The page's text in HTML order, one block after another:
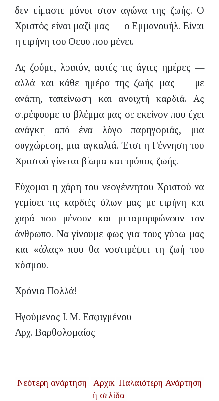
δεν είμαστε μόνοι στον αγώνα της ζωής. Ο
Χριστός είναι μαζί μας — ο Εμμανουήλ. Είναι
η ειρήνη του Θεού που μένει.
Ας ζούμε, λοιπόν, αυτές τις άγιες ημέρες —
αλλά και κάθε ημέρα της ζωής μας — με
αγάπη, ταπείνωση και ανοιχτή καρδιά. Ας
στρέφουμε το βλέμμα μας σε εκείνον που έχει
ανάγκη από ένα λόγο παρηγοριάς, μια
συγχώρεση, μια αγκαλιά. Έτσι η Γέννηση του
Χριστού γίνεται βίωμα και τρόπος ζωής.
Εύχομαι η χάρη του νεογέννητου Χριστού να
γεμίσει τις καρδιές όλων μας με ειρήνη και
χαρά που μένουν και μεταμορφώνουν τον
άνθρωπο. Να γίνουμε φως για τους γύρω μας
και «άλας» που θα νοστιμέψει τη ζωή του
κόσμου.
Χρόνια Πολλά!
Ηγούμενος Ι. Μ. Εσφιγμένου
Αρχ. Βαρθολομαίος
Νεότερη ανάρτηση Παλαιότερη Ανάρτηση
Αρχικ
ή σελίδα